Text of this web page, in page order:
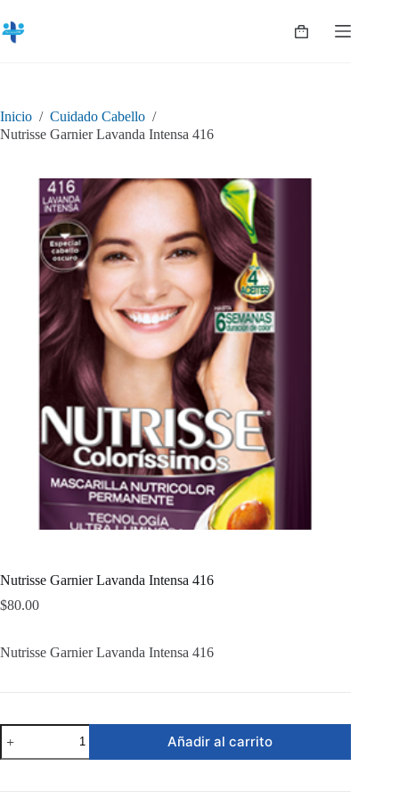
al
contenido
Shopping
Inicio / Cuidado Cabello /
Nutrisse Garnier Lavanda Intensa 416
Nutrisse Garnier Lavanda Intensa 416
$80.00
Nutrisse Garnier Lavanda Intensa 416
Nutrisse
Garnier
Lavanda
Añadir al carrito